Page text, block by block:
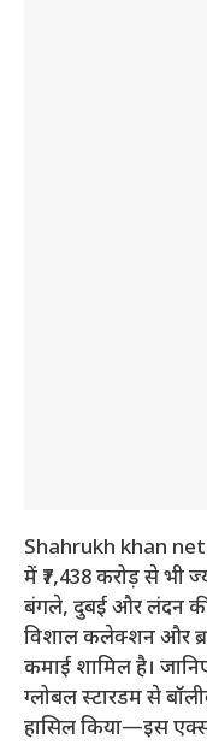
Shahrukh khan net
में ₹7,438 करोड़ से भी
बंगले, दुबई और लंदन की
विशाल कलेक्शन और
कमाई शामिल है।
ग्लोबल स्टारडम से
हासिल किया—इस